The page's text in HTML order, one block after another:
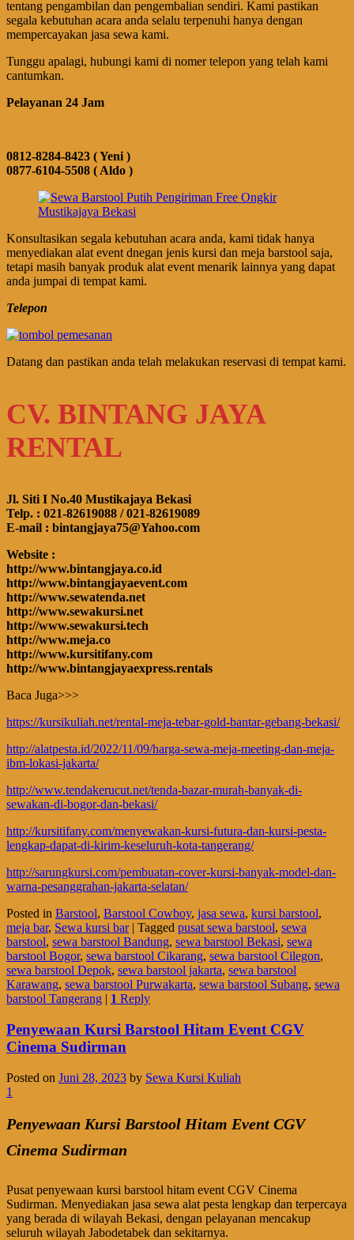
tentang pengambilan dan pengembalian sendiri. Kami pastikan
segala kebutuhan acara anda selalu terpenuhi hanya dengan
mempercayakan jasa sewa kami.
Tunggu apalagi, hubungi kami di nomer telepon yang telah kami
cantumkan.
Pelayanan 24 Jam
0812-8284-8423 ( Yeni )
0877-6104-5508 ( Aldo )
Konsultasikan segala kebutuhan acara anda, kami tidak hanya
menyediakan alat event dnegan jenis kursi dan meja barstool saja,
tetapi masih banyak produk alat event menarik lainnya yang dapat
anda jumpai di tempat kami.
Telepon
Datang dan pastikan anda telah melakukan reservasi di tempat kami.
CV. BINTANG JAYA
RENTAL
Jl. Siti I No.40 Mustikajaya Bekasi
Telp. : 021-82619088 / 021-82619089
E-mail : bintangjaya75@Yahoo.com
Website :
http://www.bintangjaya.co.id
http://www.bintangjayaevent.com
http://www.sewatenda.net
http://www.sewakursi.net
http://www.sewakursi.tech
http://www.meja.co
http://www.kursitifany.com
http://www.bintangjayaexpress.rentals
Baca Juga>>>
https://kursikuliah.net/rental-meja-tebar-gold-bantar-gebang-bekasi/
http://alatpesta.id/2022/11/09/harga-sewa-meja-meeting-dan-meja-
ibm-lokasi-jakarta/
http://www.tendakerucut.net/tenda-bazar-murah-banyak-di-
sewakan-di-bogor-dan-bekasi/
http://kursitifany.com/menyewakan-kursi-futura-dan-kursi-pesta-
lengkap-dapat-di-kirim-keseluruh-kota-tangerang/
http://sarungkursi.com/pembuatan-cover-kursi-banyak-model-dan-
warna-pesanggrahan-jakarta-selatan/
Posted in Barstool, Barstool Cowboy, jasa sewa, kursi barstool,
meja bar, Sewa kursi bar | Tagged pusat sewa barstool, sewa
barstool, sewa barstool Bandung, sewa barstool Bekasi, sewa
barstool Bogor, sewa barstool Cikarang, sewa barstool Cilegon,
sewa barstool Depok, sewa barstool jakarta, sewa barstool
Karawang, sewa barstool Purwakarta, sewa barstool Subang, sewa
barstool Tangerang | 1 Reply
Penyewaan Kursi Barstool Hitam Event CGV
Cinema Sudirman
Posted on Juni 28, 2023 by Sewa Kursi Kuliah
1
Penyewaan Kursi Barstool Hitam Event CGV
Cinema Sudirman
Pusat penyewaan kursi barstool hitam event CGV Cinema
Sudirman. Menyediakan jasa sewa alat pesta lengkap dan terpercaya
yang berada di wilayah Bekasi, dengan pelayanan mencakup
seluruh wilayah Jabodetabek dan sekitarnya.